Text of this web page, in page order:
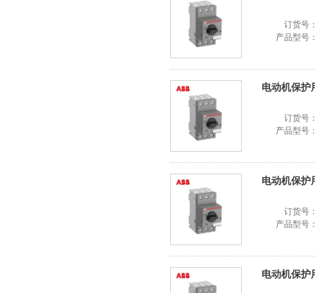
订货号
产品型号
电动机保护
订货号
产品型号
电动机保护
订货号
产品型号
电动机保护